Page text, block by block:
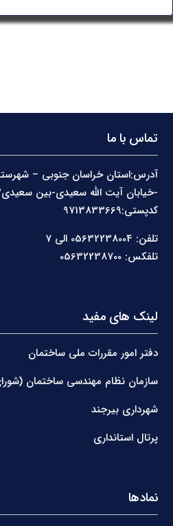
تماس با ما
آدرس:استان خراسان جنوبی –
کدپستی:9713833669
تلفن: 05632238004 الی 7
تلفکس: 05632238700
لینک های مفید
دفتر امور مقررات ملی ساختمان
سازمان نظام مهندسی ساختمان
شهرداری بیرجند
پرتال استانداری
نمادها